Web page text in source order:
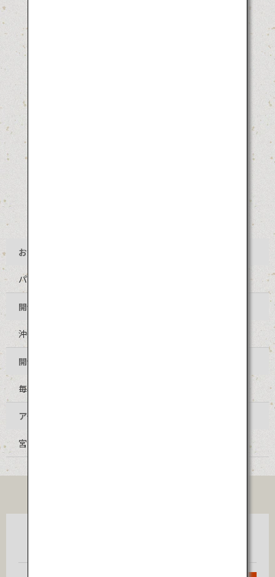
お祭り名
パーントゥプナハ
開催地
沖縄県宮古島市 宮古島平良島尻地区
開催時期
毎年10月ごろ
アクセス
宮古空港からレンタカーで約30分